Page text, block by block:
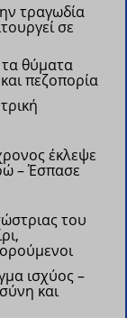
τραγωδία
σε
τα θύματα
πεζοπορία
έκλεψε
– Έσπασε
του
ισχύος –
και